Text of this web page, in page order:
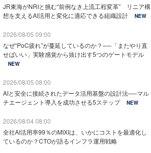
JR東海がNRIと挑む“前例なき上流工程変革” リニア構
想を支えるAI活用と変化に適応できる組織設計
NEW
2026/08/05 09:00
なぜ“PoC疲れ”が蔓延しているのか？──「またやり直
せばいい」実験感覚から抜け出す5つのゲートモデル
NEW
2026/08/05 08:00
AIと安全に接続されたデータ活用基盤の設計法──マル
チエージェント導入を成功させる5ステップ
NEW
2026/08/04 08:00
全社AI活用率99％のMIXIは、いかにコストを最適化し
ているのか？CTOが語るインフラ運用戦略